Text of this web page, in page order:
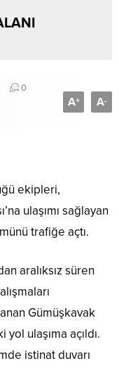
0
A+ A-
ekipleri,
ulaşımı sağlayan
trafiğe açtı.
aralıksız süren
Gümüşkavak
ulaşıma açıldı.
istinat duvarı